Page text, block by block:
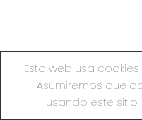
Esta web usa
Asumiremos que
usando este sitio.